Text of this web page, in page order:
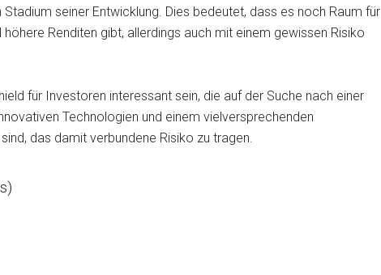
seiner Entwicklung. Dies bedeutet, dass es noch Raum für
Renditen gibt, allerdings auch mit einem gewissen Risiko
für Investoren interessant sein, die auf der Suche nach einer
Technologien und einem vielversprechenden
das damit verbundene Risiko zu tragen.